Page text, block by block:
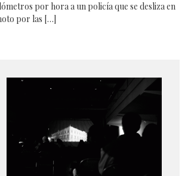
por hora a un policía que se desliza en
por las […]